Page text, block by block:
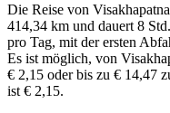
Die Reise von
414,34 km und dauert 8
pro Tag, mit der ersten
Es ist möglich, von
€ 2,15 oder bis zu € 14,47
ist € 2,15.